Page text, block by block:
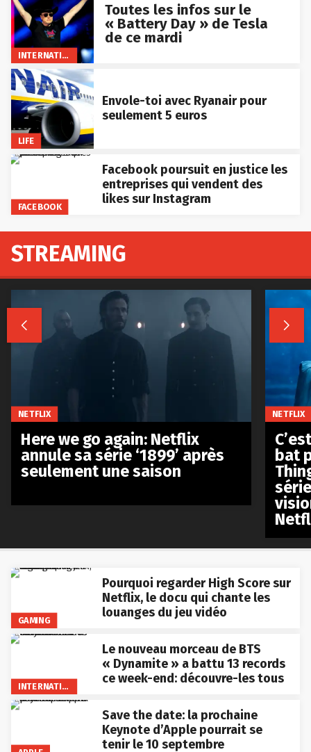
INTERNATIONAL
Toutes les infos sur le
« Battery Day » de Tesla
de ce mardi
LIFE
Envole-toi avec Ryanair pour
seulement 5 euros
FACEBOOK
Facebook poursuit en justice les
entreprises qui vendent des
likes sur Instagram
GAMING
Pourquoi regarder High Score sur
Netflix, le docu qui chante les
louanges du jeu vidéo
INTERNATIONAL
Le nouveau morceau de BTS
« Dynamite » a battu 13 records
ce week-end: découvre-les tous
Save the date: la prochaine
Keynote d’Apple pourrait se
tenir le 10 septembre
STREAMING
 
NETFLIX
Here we go again: Netflix
annule sa série ‘1899’ après
seulement une saison
NETFLIX
bat